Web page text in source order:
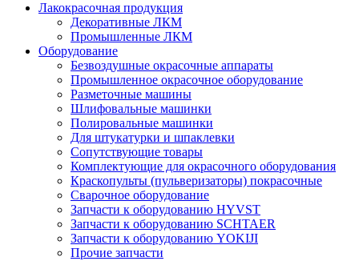
Лакокрасочная продукция
Декоративные ЛКМ
Промышленные ЛКМ
Оборудование
Безвоздушные окрасочные аппараты
Промышленное окрасочное оборудование
Разметочные машины
Шлифовальные машинки
Полировальные машинки
Для штукатурки и шпаклевки
Сопутствующие товары
Комплектующие для окрасочного оборудования
Краскопульты (пульверизаторы) покрасочные
Сварочное оборудование
Запчасти к оборудованию HYVST
Запчасти к оборудованию SCHTAER
Запчасти к оборудованию YOKIJI
Прочие запчасти